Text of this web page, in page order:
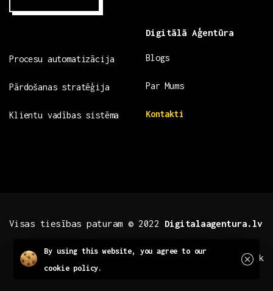
Procesu automatizācija
Pārdošanas stratēģija
Klientu vadības sistēma
Digitālā Aģentūra
Blogs
Par Mums
Kontakti
Visas tiesības paturam © 2022 Digitalaagentura.lv
.fb .insta .tiktok
By using this website, you agree to our
cookie policy.
Close